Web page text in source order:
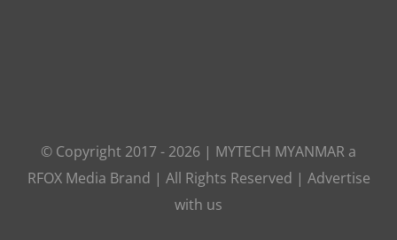
© Copyright 2017 - 2026 | MYTECH MYANMAR a
RFOX Media Brand | All Rights Reserved | Advertise
with us